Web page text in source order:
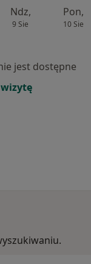
Ndz,
9 Sie
Pon,
10 Sie
jest dostępne